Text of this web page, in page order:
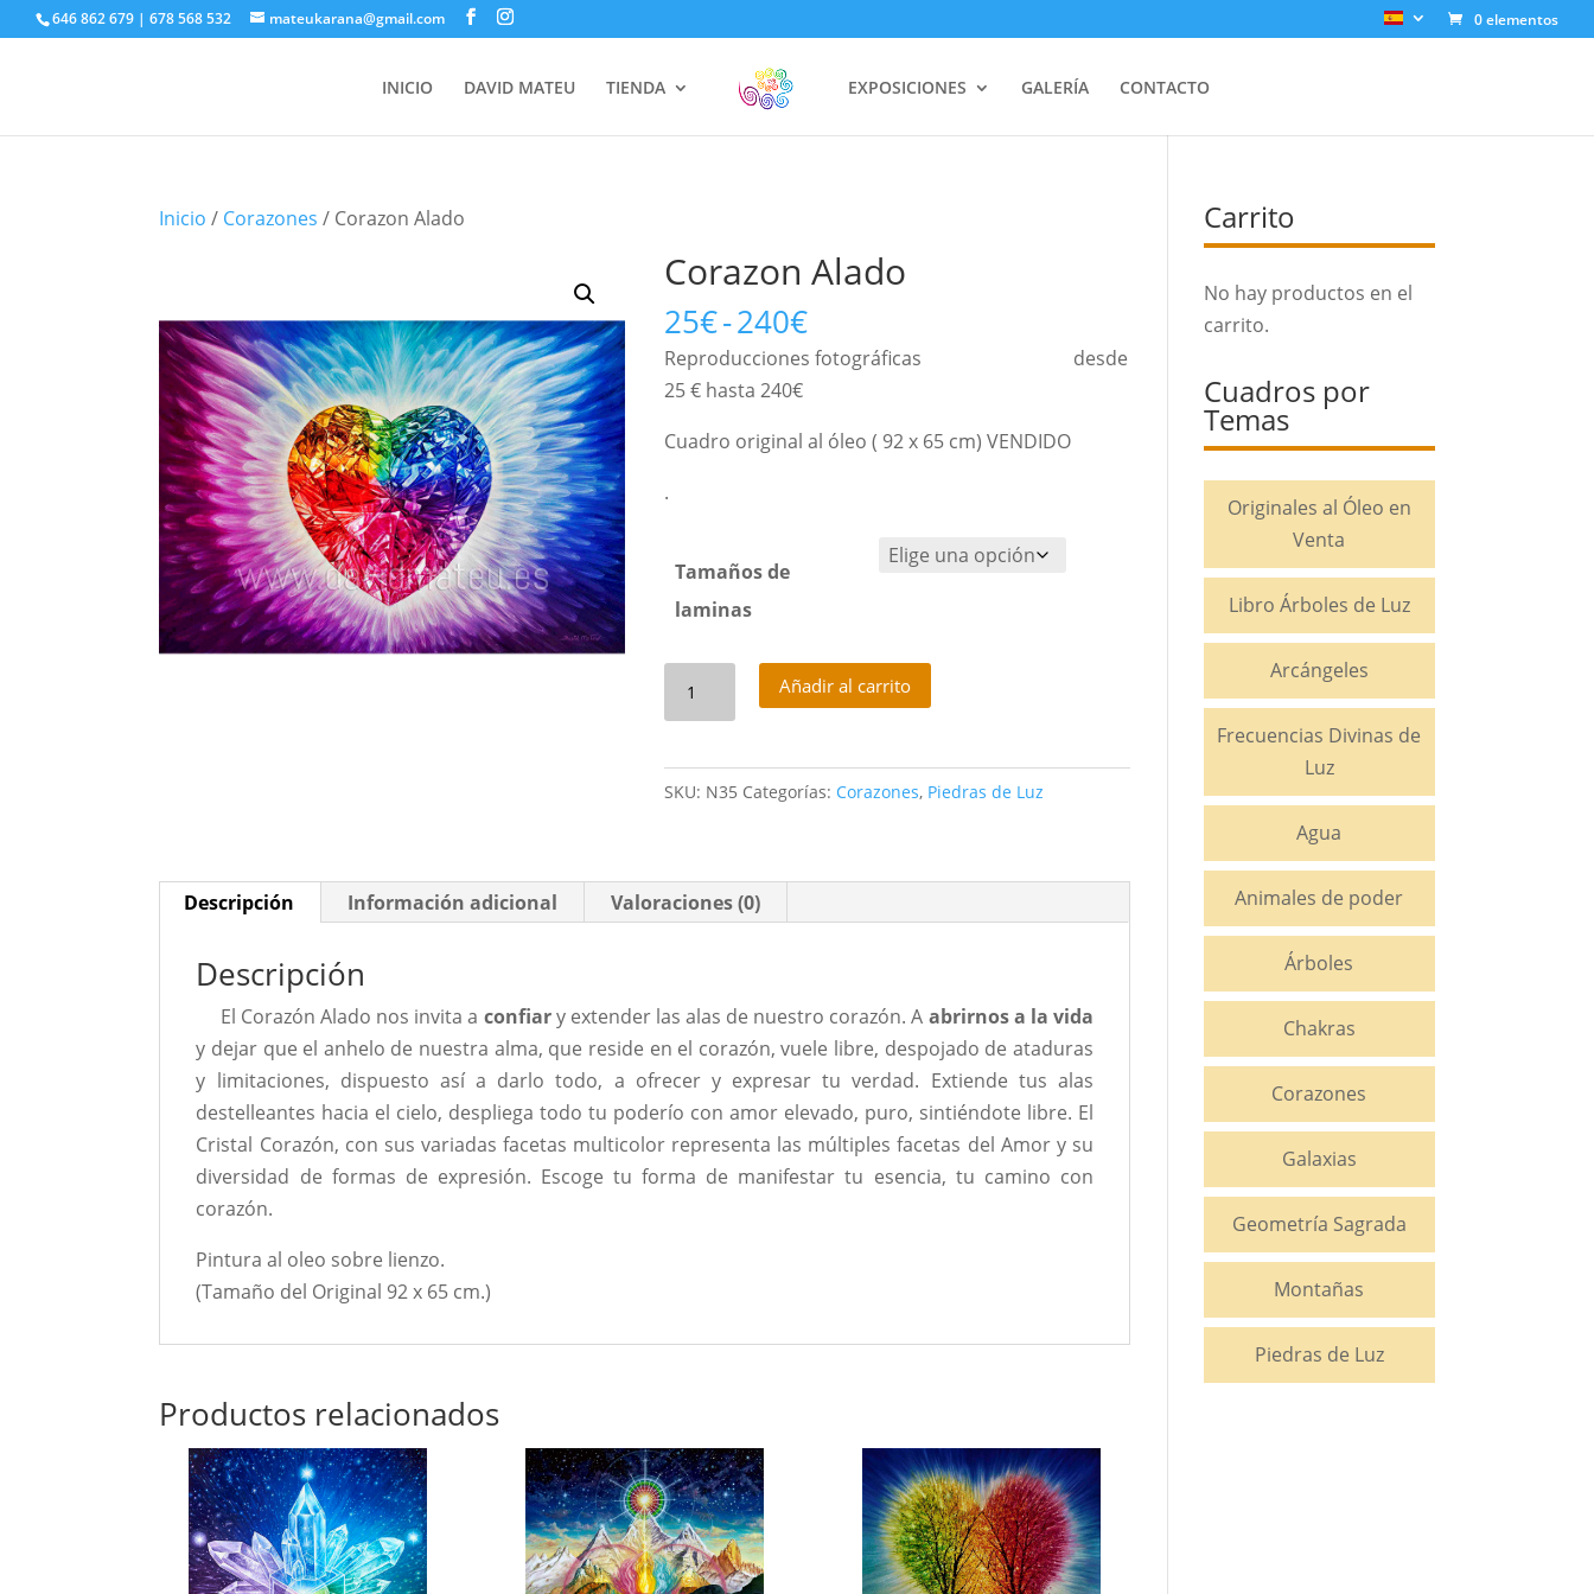
646 862 679 | 678 568 532 mateukarana@gmail.com 0 elementos
INICIO DAVID MATEU TIENDA EXPOSICIONES GALERÍA CONTACTO
Inicio / Corazones / Corazon Alado
Corazon Alado
25€-240€Rango
de
precios:
25€
Reproducciones fotográficas desde
25 € hasta 240€
Cuadro original al óleo ( 92 x 65 cm) VENDIDO
.
Tamaños de
laminas
Añadir al carrito
SKU: N35 Categorías: Corazones, Piedras de Luz
Descripción Información adicional Valoraciones (0)
Descripción
El Corazón Alado nos invita a confiary extender las alas de nuestro corazón. A abrirnos a la vida
y dejar que el anhelo de nuestra alma, que reside en el corazón, vuele libre, despojado de ataduras
y limitaciones, dispuesto así a darlo todo, a ofrecer y expresar tu verdad. Extiende tus alas
destelleantes hacia el cielo, despliega todo tu poderío con amor elevado, puro, sintiéndote libre. El
Cristal Corazón, con sus variadas facetas multicolor representa las múltiples facetas del Amor y su
diversidad de formas de expresión. Escoge tu forma de manifestar tu esencia, tu camino con
corazón.
Pintura al oleo sobre lienzo.
(Tamaño del Original 92 x 65 cm.)
Productos relacionados
Carrito
No hay productos en el
carrito.
Cuadros por
Temas
Originales al Óleo en
Venta
Libro Árboles de Luz
Arcángeles
Frecuencias Divinas de
Luz
Agua
Animales de poder
Árboles
Chakras
Corazones
Galaxias
Geometría Sagrada
Montañas
Piedras de Luz